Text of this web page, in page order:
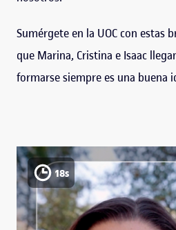
Sumérgete en la UOC con estas
que Marina, Cristina e Isaac
formarse siempre es una buena
18s